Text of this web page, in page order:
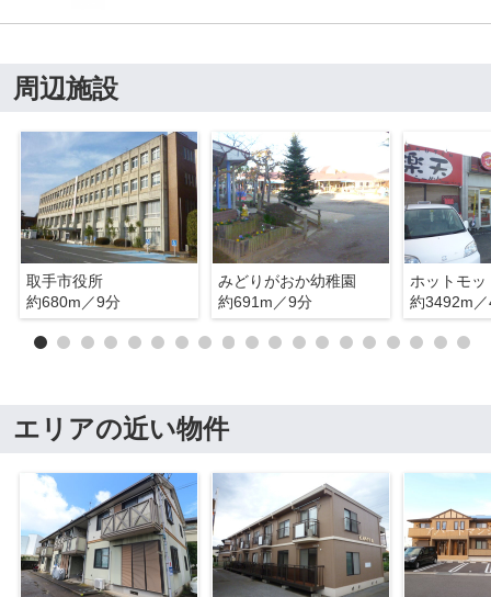
周辺施設
取手市役所
約680m／9分
みどりがおか幼稚園
約691m／9分
ホットモ
約3492m
エリアの近い物件